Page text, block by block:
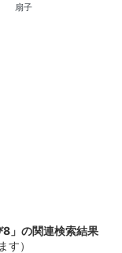
扇子
」の関連検索結果
す）